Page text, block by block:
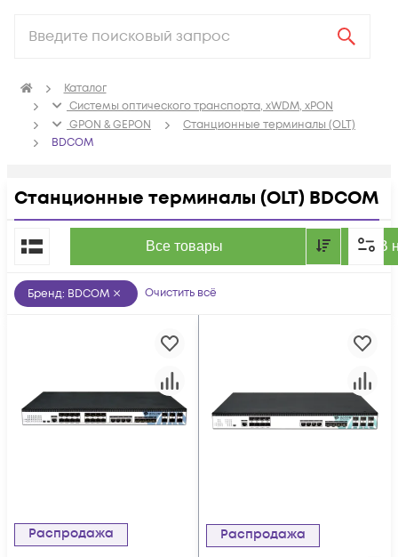
Каталог
Системы оптического транспорта, xWDM, xPON
GPON & GEPON
Станционные терминалы (OLT)
BDCOM
Станционные терминалы (OLT) BDCOM
Все товары В
По популярности
Бренд: BDCOM Очистить всё
Распродажа Распродажа